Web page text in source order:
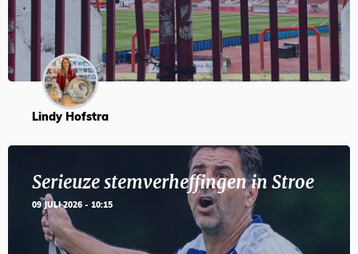
Lindy Hofstra
Serieuze stemverheffingen in Stroe
09 JULI 2026 - 10:15